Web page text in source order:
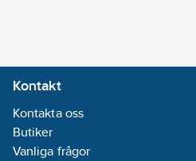
Kontakt
Kontakta oss
Butiker
Vanliga frågor